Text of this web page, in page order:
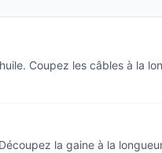
Coupez les câbles à la
la gaine à la